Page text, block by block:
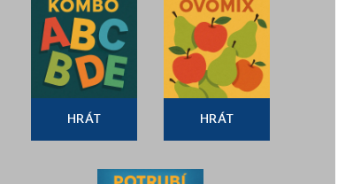
HRÁT HRÁT